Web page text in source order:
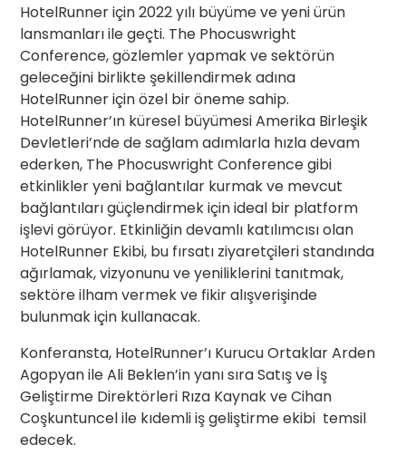
HotelRunner için 2022 yılı büyüme ve yeni ürün
lansmanları ile geçti. The Phocuswright
Conference, gözlemler yapmak ve sektörün
geleceğini birlikte şekillendirmek adına
HotelRunner için özel bir öneme sahip.
HotelRunner’ın küresel büyümesi Amerika Birleşik
Devletleri’nde de sağlam adımlarla hızla devam
ederken, The Phocuswright Conference gibi
etkinlikler yeni bağlantılar kurmak ve mevcut
bağlantıları güçlendirmek için ideal bir platform
işlevi görüyor. Etkinliğin devamlı katılımcısı olan
HotelRunner Ekibi, bu fırsatı ziyaretçileri standında
ağırlamak, vizyonunu ve yeniliklerini tanıtmak,
sektöre ilham vermek ve fikir alışverişinde
bulunmak için kullanacak.
Konferansta, HotelRunner’ı Kurucu Ortaklar Arden
Agopyan ile Ali Beklen’in yanı sıra Satış ve İş
Geliştirme Direktörleri Rıza Kaynak ve Cihan
Coşkuntuncel ile kıdemli iş geliştirme ekibi temsil
edecek.